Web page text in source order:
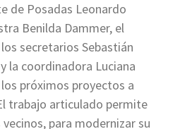
de Posadas Leonardo
Benilda Dammer, el
secretarios Sebastián
la coordinadora Luciana
próximos proyectos a
trabajo articulado permite
vecinos, para modernizar su